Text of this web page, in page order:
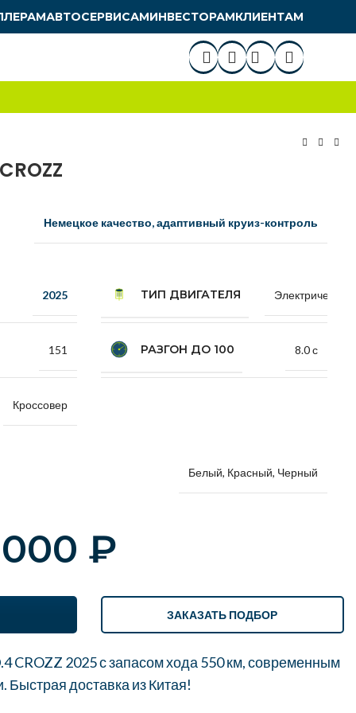
АВТОСЕРВИСАМИНВЕСТОРАМКЛИЕНТАМ
Немецкое качество, адаптивный круиз-контроль
2025 ТИП ДВИГАТЕЛЯ Электрический
151 РАЗГОН ДО 100 8.0 с
Кроссовер
Белый, Красный, Черный
₽
ЗАКАЗАТЬ ПОДБОР
CROZZ 2025 с запасом хода 550 км, современным
Быстрая доставка из Китая!